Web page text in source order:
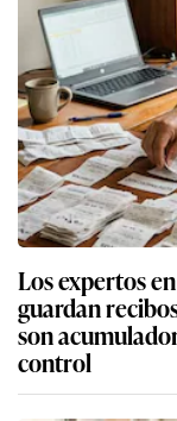
Los expertos
guardan
son
control